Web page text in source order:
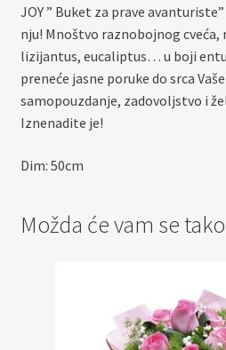
JOY ” Buket za prave
nju! Mnoštvo raznobojnog cveća,
lizijantus, eucaliptus… u boji
preneće jasne poruke do srca
samopouzdanje, zadovoljstvo i
Iznenadite je!
Dim: 50cm
Možda će vam se